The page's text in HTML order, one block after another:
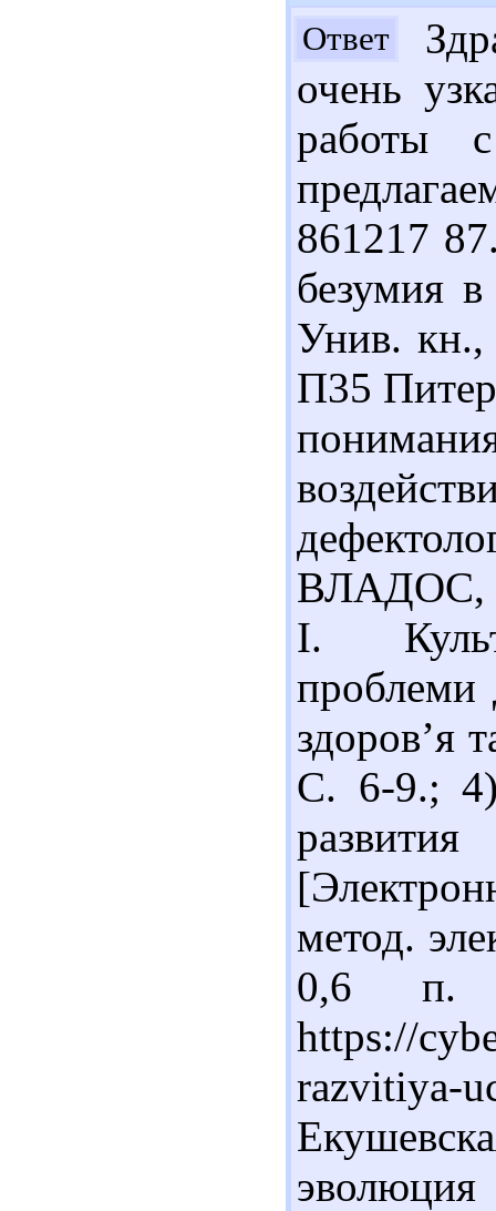
Ответ
очень
работы
861217
безумия
Унив.
П35
ВЛАДОС,
І.
проблеми
здоров’я
С. 6-9.;
метод.
0,6 п.
https://